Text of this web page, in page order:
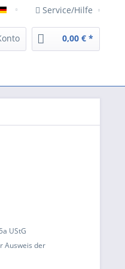
Deutsch Service/Hilfe
0,00 € *
UStG
Ausweis der